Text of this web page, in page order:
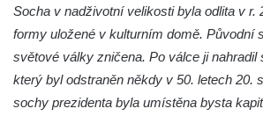
Českých Budějovicích
Pomník Vojtěcha Adalberta Lanny v parku
Na Sadech v Českých Budějovicích
Pomník Přemysla Otakara II. v parku Na
Sadech v Českých Budějovicích
Socha v nadživotní velikosti byla odlita v r.
formy uložené v kulturním domě. Původní
světové války zničena. Po válce ji nahradil
který byl odstraněn někdy v 50. letech 20.
sochy prezidenta byla umístěna bysta